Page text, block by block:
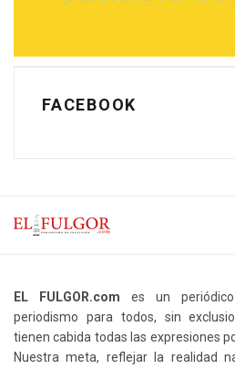
FACEBOOK
EL FULGOR.com es un
periodismo para todos, sin
tienen cabida todas las expresiones
Nuestra meta, reflejar la realidad